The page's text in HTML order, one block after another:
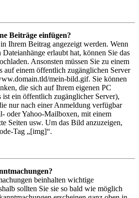
Beiträge einfügen?
Ihrem Beitrag angezeigt werden. Wenn
erlaubt hat, können Sie das
Ansonsten müssen Sie zu einem
auf einem öffentlich zugänglichen Server
mein-bild.gif. Sie können
die sich auf Ihrem eigenen PC
ist ein öffentlich zugänglicher Server),
nur nach einer Anmeldung verfügbar
oder Yahoo-Mailboxen, mit einem
Seiten usw. Um das Bild anzuzeigen,
Tag „[img]“.
beinhalten wichtige
sollten Sie sie so bald wie möglich